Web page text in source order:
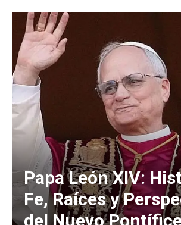
Papa León XIV:
Fe, Raíces y
del Nuevo